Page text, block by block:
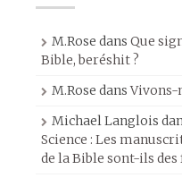
M.Rose dans Que
Bible, beréshit ?
M.Rose dansVivons-
Michael Langlois
Science : Les
de la Bible sont-ils des